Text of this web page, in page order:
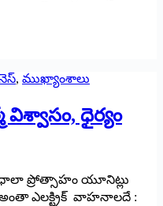
, ముఖ్యాంశాలు
విశ్వాసం, ధైర్యం
ప్రోత్సాహం యూనిట్లు
ఎలక్ట్రిక్‌ ‌వాహనాలదే :